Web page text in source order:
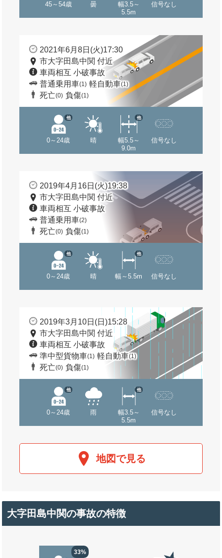
45～54歳 曇
幅3.5～
5.5m
信号なし
2021年6月8日(火)17:30
市大字田島中関 付近
車両相互 小破事故
普通乗用車(1) 軽自動車(1)
死亡(0) 負傷(1)
0～24歳
他
晴
幅5.5～
9.0m
他
信号なし
2019年4月16日(火)19:38
市大字田島中関 付近
車両相互 小破事故
普通乗用車(2)
死亡(0) 負傷(1)
0～24歳
他
晴 幅～5.5m
他
信号なし
2019年3月10日(日)15:28
市大字田島中関 付近
車両相互 小破事故
準中型貨物車(1) 軽自動車(1)
死亡(0) 負傷(1)
0～24歳
他
雨
幅3.5～
5.5m
他
信号なし
地図で見る
大字田島中関の事故の特徴
33%